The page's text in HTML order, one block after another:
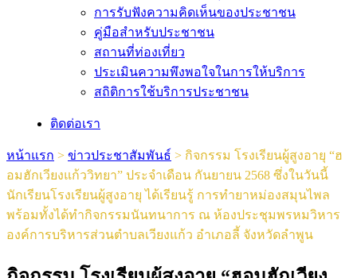
การรับฟังความคิดเห็นของประชาชน
คู่มือสำหรับประชาชน
สถานที่ท่องเที่ยว
ประเมินความพึงพอใจในการให้บริการ
สถิติการใช้บริการประชาชน
ติดต่อเรา
หน้าแรก > ข่าวประชาสัมพันธ์ > กิจกรรม โรงเรียนผู้สูงอายุ “ฮ
อมฮักเวียงแก้ววิทยา” ประจำเดือน กันยายน 2568 ซึ่งในวันนี้
นักเรียนโรงเรียนผู้สูงอายุ ได้เรียนรู้ การทำยาหม่องสมุนไพล
พร้อมทั้งได้ทำกิจกรรมนันทนาการ ณ ห้องประชุมพรหมวิหาร
องค์การบริหารส่วนตำบลเวียงแก้ว อำเภอลี้ จังหวัดลำพูน